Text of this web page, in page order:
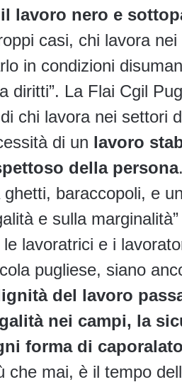
lavoro nero e
casi, chi lavora
in condizioni
diritti”. La Flai Cgil
chi lavora nei settori
di un lavoro
della persona
baraccopoli, e
e sulla
lavoratrici e i
pugliese, siano
del lavoro
nei campi, la
forma di
che mai, è il tempo